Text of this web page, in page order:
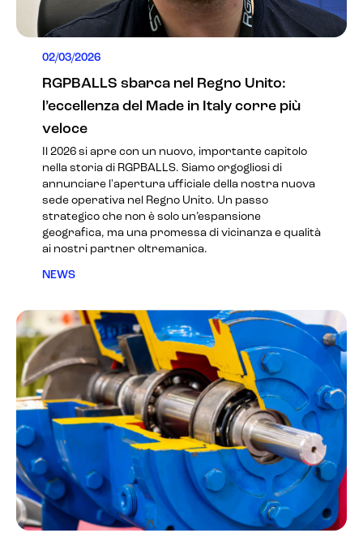
02/03/2026
RGPBALLS sbarca nel Regno Unito:
l’eccellenza del Made in Italy corre più
veloce
Il 2026 si apre con un nuovo, importante capitolo
nella storia di RGPBALLS. Siamo orgogliosi di
annunciare l'apertura ufficiale della nostra nuova
sede operativa nel Regno Unito. Un passo
strategico che non è solo un’espansione
geografica, ma una promessa di vicinanza e qualità
ai nostri partner oltremanica.
NEWS